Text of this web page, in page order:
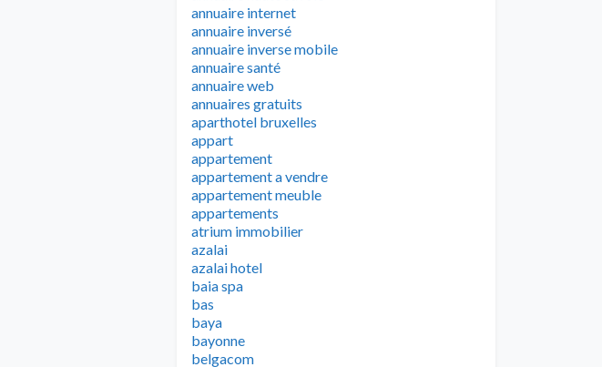
annuaire internet
annuaire inversé
annuaire inverse mobile
annuaire santé
annuaire web
annuaires gratuits
aparthotel bruxelles
appart
appartement
appartement a vendre
appartement meuble
appartements
atrium immobilier
azalai
azalai hotel
baia spa
bas
baya
bayonne
belgacom